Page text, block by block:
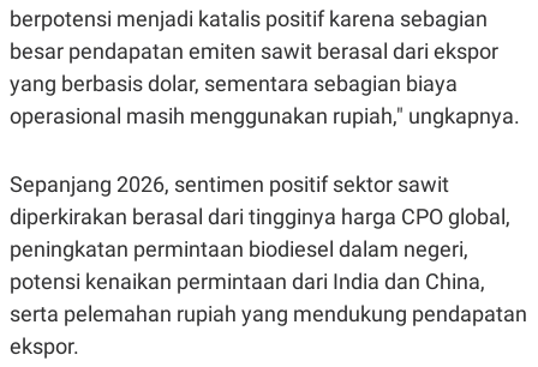
berpotensi menjadi katalis positif karena sebagian
besar pendapatan emiten sawit berasal dari ekspor
yang berbasis dolar, sementara sebagian biaya
operasional masih menggunakan rupiah," ungkapnya.
Sepanjang 2026, sentimen positif sektor sawit
diperkirakan berasal dari tingginya harga CPO global,
peningkatan permintaan biodiesel dalam negeri,
potensi kenaikan permintaan dari India dan China,
serta pelemahan rupiah yang mendukung pendapatan
ekspor.